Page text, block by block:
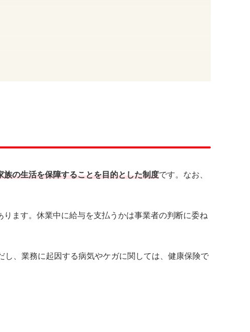
の生活を保障することを目的とした制度です。なお、
ます。休業中に給与を支払うかは事業者の判断に委ね
、業務に起因する病気やケガに関しては、健康保険で